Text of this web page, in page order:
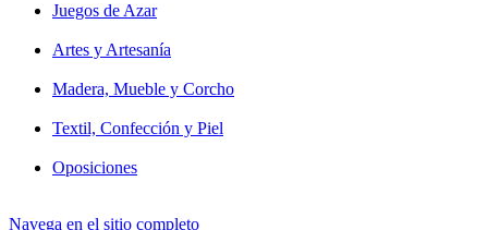
Juegos de Azar
Artes y Artesanía
Madera, Mueble y Corcho
Textil, Confección y Piel
Oposiciones
Navega en el sitio completo